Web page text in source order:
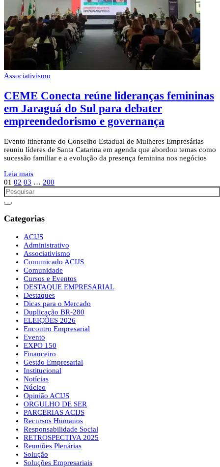
Associativismo
CEME Conecta reúne lideranças femininas
em Jaraguá do Sul para debater
empreendedorismo e governança
Evento itinerante do Conselho Estadual de Mulheres Empresárias
reuniu líderes de Santa Catarina em agenda que abordou temas como
sucessão familiar e a evolução da presença feminina nos negócios
Leia mais
01 02 03 … 200
Categorias
ACIJS
Administrativo
Associativismo
Comunicado ACIJS
Comunidade
Cursos e Eventos
DESTAQUE EMPRESARIAL
Destaques
Dicas para o Mercado
Duplicação BR-280
ELEIÇÕES 2026
Encontro Empresarial
Evento
EXPO 150
Financeiro
Gestão Empresarial
Institucional
Notícias
Núcleo
Opinião ACIJS
ORGULHO DE SER
PARCERIAS ACIJS
Recursos Humanos
Responsabilidade Social
RETROSPECTIVA 2025
Reuniões Plenárias
Solução
Soluções Empresariais